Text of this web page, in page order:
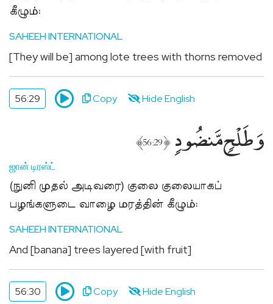
கீழும்:
SAHEEH INTERNATIONAL
[They will be] among lote trees with thorns removed
56:29 Copy Hide English
وَطَلْحٍۢ مَّنضُودٍۢ ﴿56:29﴾
ஜான் டிரஸ்ட்
(நுனி முதல் அடிவரை) குலை குலையாகப்
பழங்களுடை வாழை மரத்தின் கீழும்:
SAHEEH INTERNATIONAL
And [banana] trees layered [with fruit]
56:30 Copy Hide English